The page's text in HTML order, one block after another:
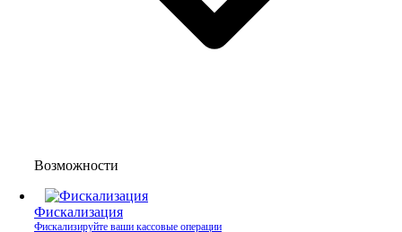
Возможности
Фискализация
Фискализируйте ваши кассовые операции